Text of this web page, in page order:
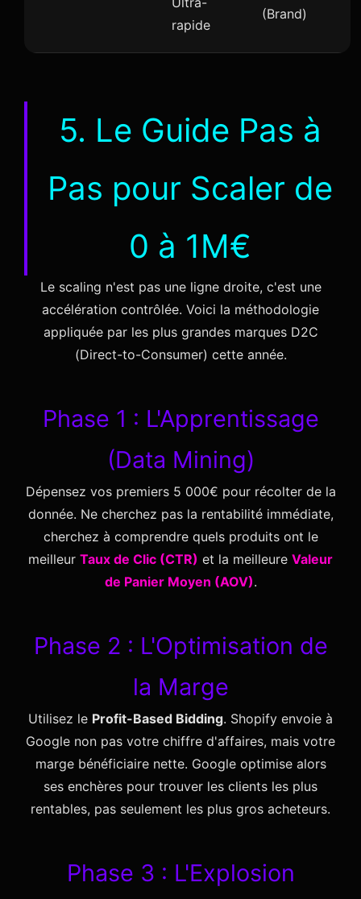
rapide
(Brand)
5. Le Guide Pas à
Pas pour Scaler de
0 à 1M€
Le scaling n'est pas une ligne droite, c'est une
accélération contrôlée. Voici la méthodologie
appliquée par les plus grandes marques D2C
(Direct-to-Consumer) cette année.
Phase 1 : L'Apprentissage
(Data Mining)
Dépensez vos premiers 5 000€ pour récolter de la
donnée. Ne cherchez pas la rentabilité immédiate,
cherchez à comprendre quels produits ont le
meilleur Taux de Clic (CTR) et la meilleure Valeur
de Panier Moyen (AOV).
Phase 2 : L'Optimisation de
la Marge
Utilisez le Profit-Based Bidding. Shopify envoie à
Google non pas votre chiffre d'affaires, mais votre
marge bénéficiaire nette. Google optimise alors
ses enchères pour trouver les clients les plus
rentables, pas seulement les plus gros acheteurs.
Phase 3 : L'Explosion